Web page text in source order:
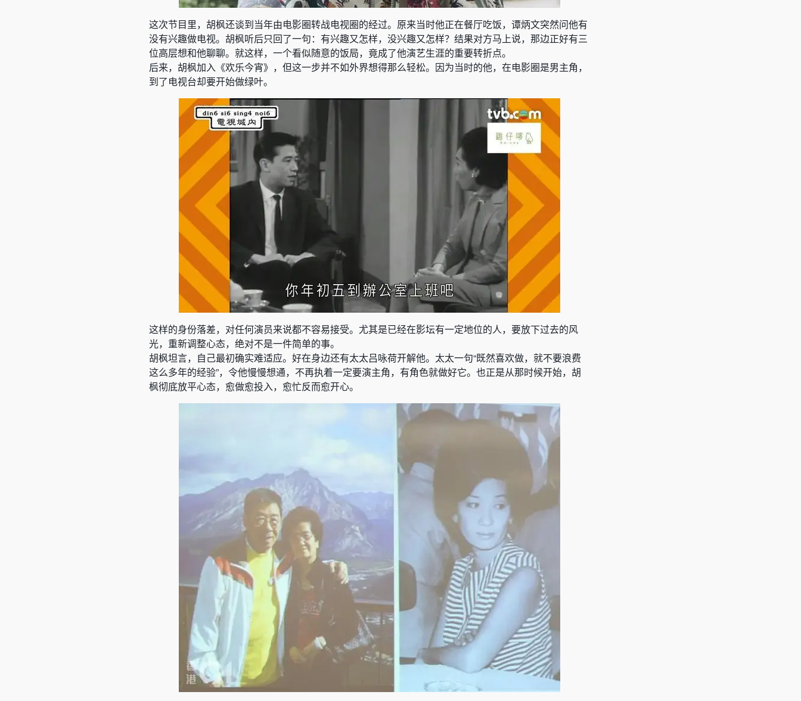
这次节目里，胡枫还谈到当年由电影圈转战电视圈的经过。原来当时他正在餐厅吃饭， 谭炳文突然问他有
没有兴趣做电视。胡枫听后只回了一句：有兴趣又怎样，没兴趣又怎样？结果对方马上说，那边正好有三
位高层想和他聊聊。就这样，一个看似随意的饭局，竟成了他演艺生涯的重要转折点。
后来，胡枫加入《欢乐今宵》，但这一步并不如外界想得那么轻松。因为当时的他，在电影圈是男主角，
到了电视台却要开始做绿叶。
这样的身份落差，对任何演员来说都不容易接受。尤其是已经在影坛有一定地位的人，要放下过去的风
光，重新调整心态，绝对不是一件简单的事。
胡枫坦言，自己最初确实难适应。好在身边还有太太吕咏荷开解他。太太一句“既然喜欢做，就不要浪费
这么多年的经验”，令他慢慢想通，不再执着一定要演主角，有角色就做好它。也正是从那时候开始，胡
枫彻底放平心态，愈做愈投入，愈忙反而愈开心。